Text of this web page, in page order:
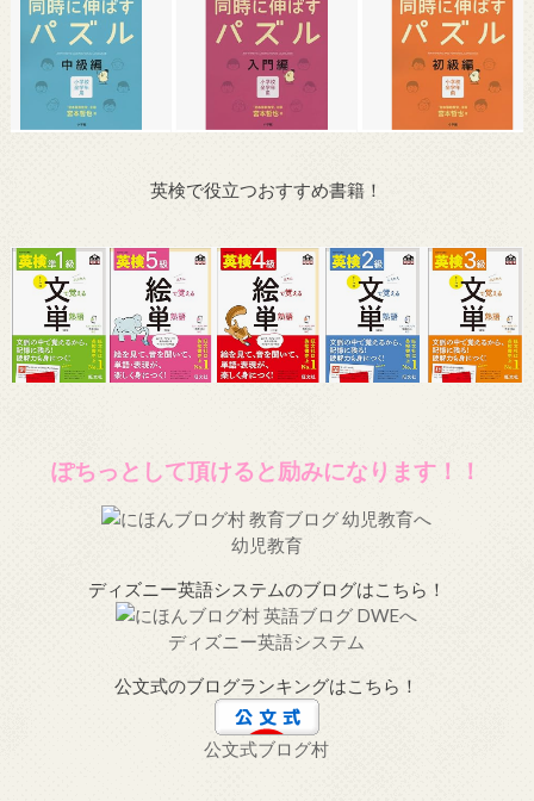
英検で役立つおすすめ書籍！
ぽちっとして頂けると励みになります！！
幼児教育
ディズニー英語システムのブログはこちら！
ディズニー英語システム
公文式のブログランキングはこちら！
公文式ブログ村